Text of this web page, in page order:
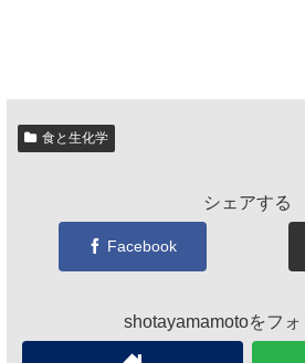
食と生化学
シェアする
Facebook
shotayamamotoをフォ